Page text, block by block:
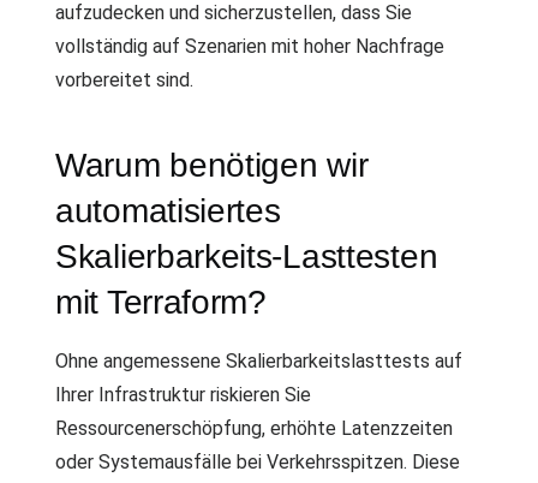
aufzudecken und sicherzustellen, dass Sie
vollständig auf Szenarien mit hoher Nachfrage
vorbereitet sind.
Warum benötigen wir
automatisiertes
Skalierbarkeits-Lasttesten
mit Terraform?
Ohne angemessene Skalierbarkeitslasttests auf
Ihrer Infrastruktur riskieren Sie
Ressourcenerschöpfung, erhöhte Latenzzeiten
oder Systemausfälle bei Verkehrsspitzen. Diese